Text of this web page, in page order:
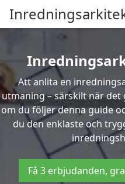
Att anlita en
utmaning – särskilt när
om du följer denna guide
du den enklaste och
Få 3 erbjudanden,